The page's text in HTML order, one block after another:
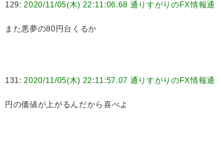
129: 2020/11/05(木) 22:11:06.68 通りすがりのFX情報通
また悪夢の80円台くるか
131: 2020/11/05(木) 22:11:57.07 通りすがりのFX情報通
円の価値が上がるんだから喜べよ